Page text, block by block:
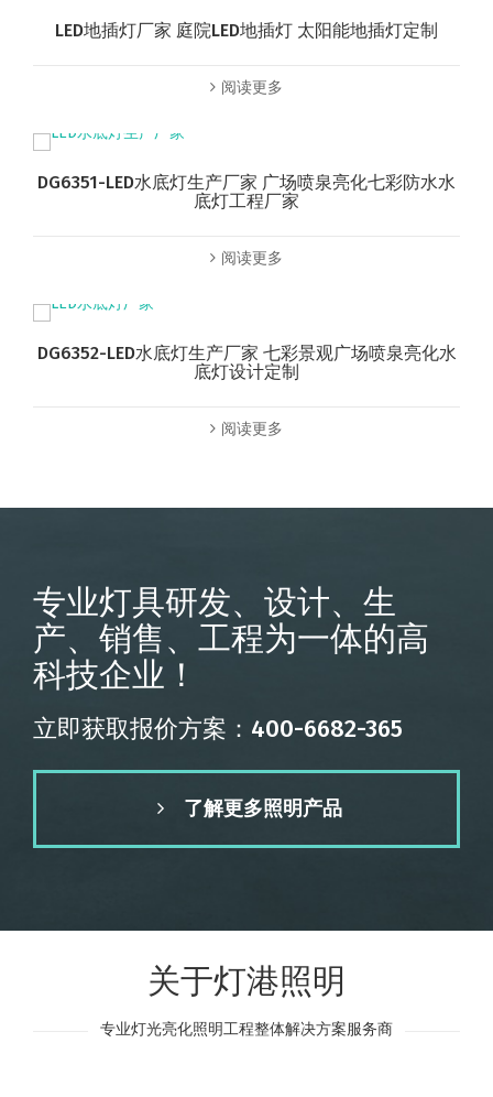
LED地插灯厂家 庭院LED地插灯 太阳能地插灯定制
阅读更多
DG6351-LED水底灯生产厂家 广场喷泉亮化七彩防水水
底灯工程厂家
阅读更多
DG6352-LED水底灯生产厂家 七彩景观广场喷泉亮化水
底灯设计定制
阅读更多
专业灯具研发、设计、生
产、销售、工程为一体的高
科技企业！
立即获取报价方案：400-6682-365
了解更多照明产品
关于灯港照明
专业灯光亮化照明工程整体解决方案服务商